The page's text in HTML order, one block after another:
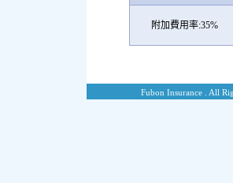
附加費用率:35%
Fubon Insurance . All